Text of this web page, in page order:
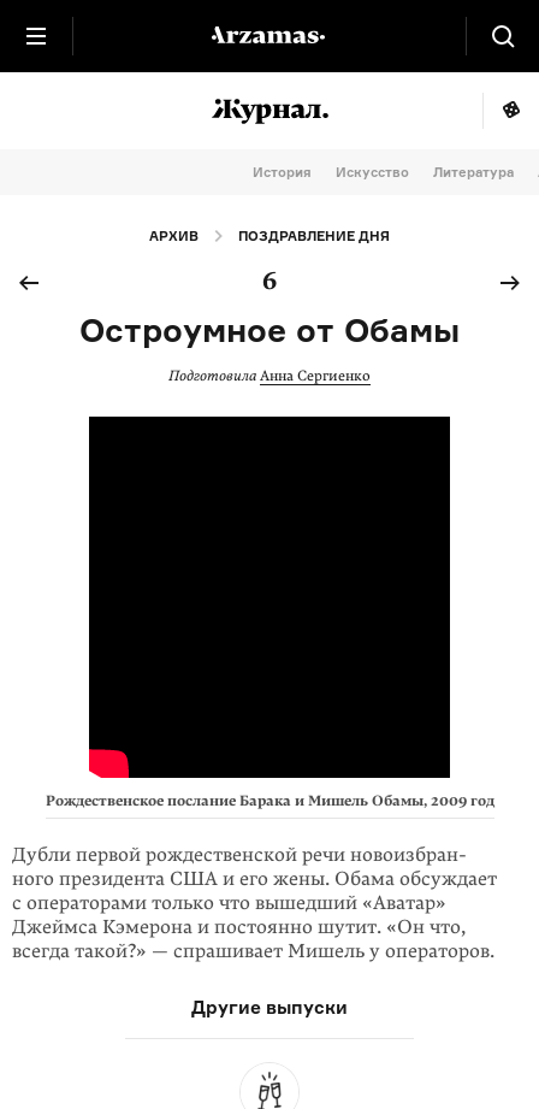
История Искусство Литература
АРХИВ ПОЗДРАВЛЕНИЕ ДНЯ
6
Остроумное от Обамы
Подготовила Анна Сергиенко
Рождественское послание Барака и Мишель Обамы, 2009 год
Дубли первой рождественской речи новоизбран­
ного президента США и его жены. Обама обсуждает
с операторами только что вышедший «Аватар»
Джеймса Кэмерона и постоянно шутит. «Он что,
всегда такой?» — спрашивает Мишель у операторов.
Другие выпуски